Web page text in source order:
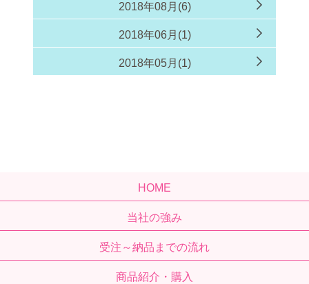
2018年08月(6)
2018年06月(1)
2018年05月(1)
HOME
当社の強み
受注～納品までの流れ
商品紹介・購入